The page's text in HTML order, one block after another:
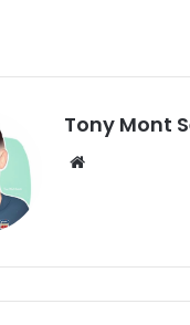
Tony Mont